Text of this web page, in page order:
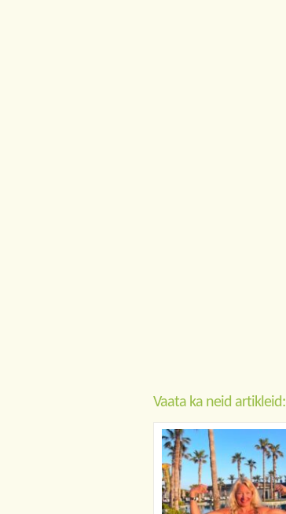
Vaata ka neid artikleid: